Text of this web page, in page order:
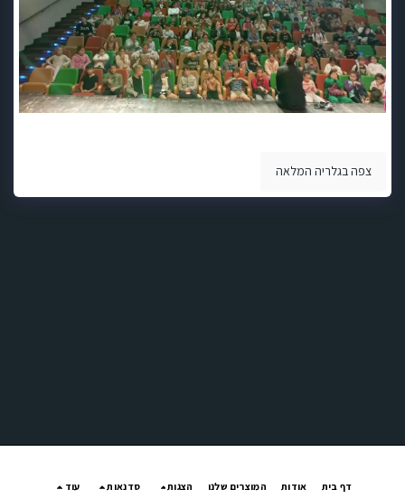
צפה בגלריה המלאה
דף בית אודות המוצרים שלנו הצגות סדנאות עוד